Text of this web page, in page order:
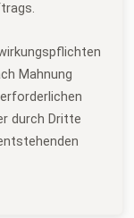
Mahnung
durch Dritte